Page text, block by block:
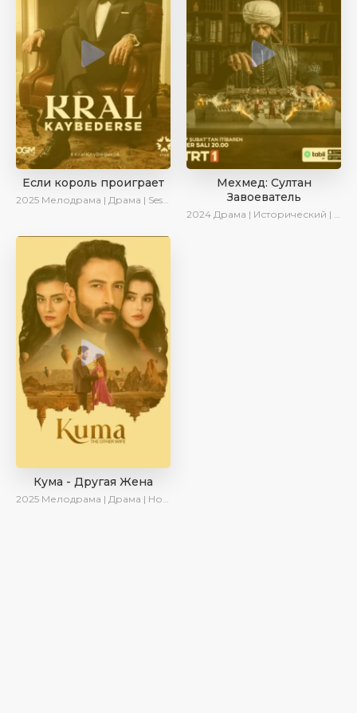
Если король проиграет
2025 Мелодрама | Драма | SesDizi | Ирина Котова | AlisaDirilis | Turok1990 | Новинки | Сериалы 2025
Мехмед: Султан
Завоеватель
2024 Драма | Исторический | AlisaDirilis | Сериалы 2024
Кума - Другая Жена
2025 Мелодрама | Драма | Новинки | Сериалы 2025